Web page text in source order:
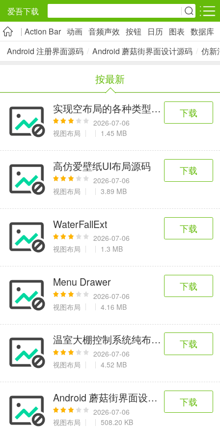
爱吾下载
安卓应用 安卓游戏
旅游出行
社交通讯
2千+款应用
影音播放
实用工具
2万+款应用
金融理财
2百+款应用
网上购物
资讯阅读
1万+款应用
学习办公
3万+款应用
生活服务
2万+款应用
医疗健康
6千+款应用
母婴育儿
2百+款应用
趣味娱乐
3千+款应用
9百+款应用
Action Bar 动画 音频声效 按钮 日历 图表 数据库
Android 注册界面源码 / Android 蘑菇街界面设计源码 / 仿新
按最新
实现空布局的各种类型的效果
2026-07-06
视图布局
1.45 MB
下载
高仿爱壁纸UI布局源码
2026-07-06
视图布局
3.89 MB
下载
WaterFallExt
2026-07-06
视图布局
1.3 MB
下载
Menu Drawer
2026-07-06
视图布局
4.16 MB
下载
温室大棚控制系统纯布局源码
2026-07-06
视图布局
4.52 MB
下载
Android 蘑菇街界面设计源码
2026-07-06
视图布局
508.20 KB
下载